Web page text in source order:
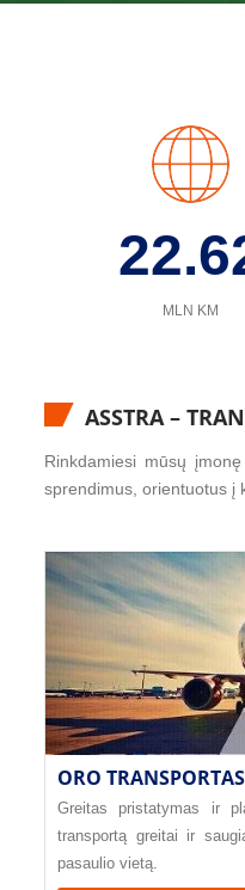
MLN KM
ASSTRA –
Rinkdamiesi mūsų
sprendimus, orientuotus į
ORO TRANSPORTAS
Greitas pristatymas ir
transportą greitai ir
pasaulio vietą.